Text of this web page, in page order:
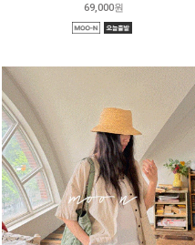
69,000원